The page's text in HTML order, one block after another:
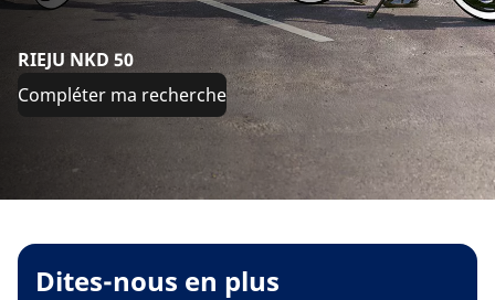
RIEJU NKD 50
Compléter ma recherche
Dites-nous en plus